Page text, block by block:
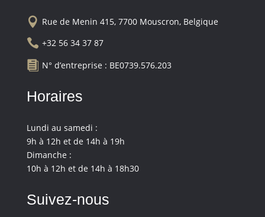
 Rue de Menin 415, 7700 Mouscron, Belgique
 +32 56 34 37 87
 N° d’entreprise : BE0739.576.203
Horaires
Lundi au samedi :
9h à 12h et de 14h à 19h
Dimanche :
10h à 12h et de 14h à 18h30
Suivez-nous